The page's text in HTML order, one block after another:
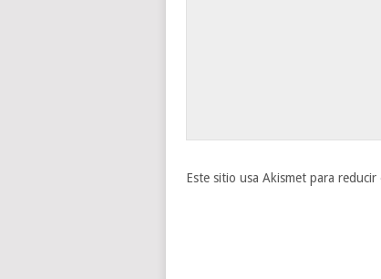
Este sitio usa Akismet para reducir